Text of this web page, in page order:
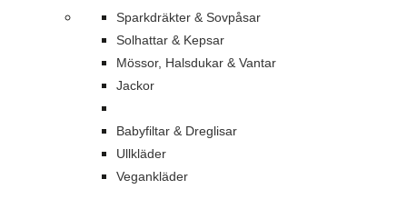
Sparkdräkter & Sovpåsar
Solhattar & Kepsar
Mössor, Halsdukar & Vantar
Jackor
Babyfiltar & Dreglisar
Ullkläder
Vegankläder